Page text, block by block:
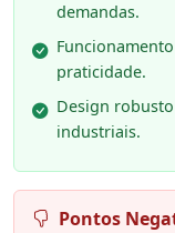
demandas.
praticidade.
Design
industriais.
Pontos